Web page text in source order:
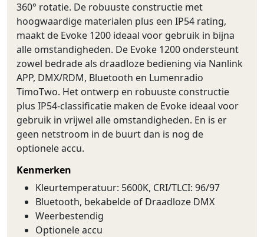
360° rotatie. De robuuste constructie met
hoogwaardige materialen plus een IP54 rating,
maakt de Evoke 1200 ideaal voor gebruik in bijna
alle omstandigheden. De Evoke 1200 ondersteunt
zowel bedrade als draadloze bediening via Nanlink
APP, DMX/RDM, Bluetooth en Lumenradio
TimoTwo. Het ontwerp en robuuste constructie
plus IP54-classificatie maken de Evoke ideaal voor
gebruik in vrijwel alle omstandigheden. En is er
geen netstroom in de buurt dan is nog de
optionele accu.
Kenmerken
Kleurtemperatuur: 5600K, CRI/TLCI: 96/97
Bluetooth, bekabelde of Draadloze DMX
Weerbestendig
Optionele accu